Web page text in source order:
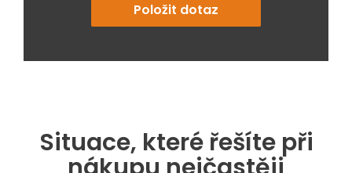
Položit dotaz
Situace, které řešíte při